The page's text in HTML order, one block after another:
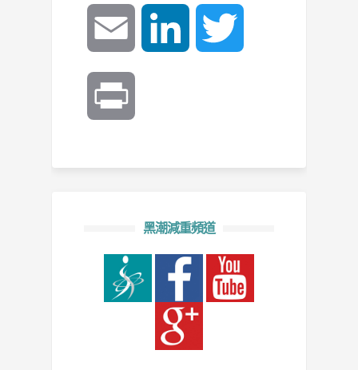
Email LinkedIn
黑潮減重頻道